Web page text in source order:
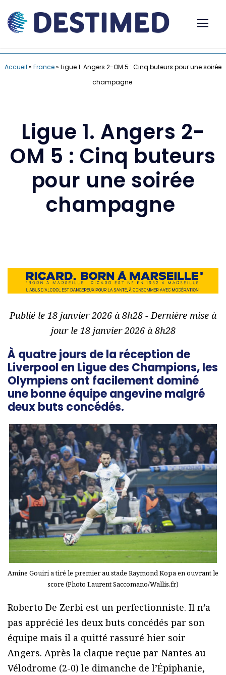
Accueil » France» Ligue 1. Angers 2-OM 5 : Cinq buteurs pour une soirée
champagne
Ligue 1. Angers 2-
OM 5 : Cinq buteurs
pour une soirée
champagne
Publié le 18 janvier 2026 à 8h28 - Dernière mise à
jour le 18 janvier 2026 à 8h28
À quatre jours de la réception de
Liverpool en Ligue des Champions, les
Olympiens ont facilement dominé
une bonne équipe angevine malgré
deux buts concédés.
Amine Gouiri a tiré le premier au stade Raymond Kopa en ouvrant le
score (Photo Laurent Saccomano/Wallis.fr)
Roberto De Zerbi est un perfectionniste. Il n’a
pas apprécié les deux buts concédés par son
équipe mais il a quitté rassuré hier soir
Angers. Après la claque reçue par Nantes au
Vélodrome (2-0) le dimanche de l’Épiphanie,